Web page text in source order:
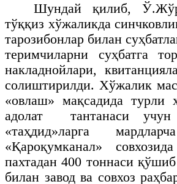
Шундай қилиб,
тўққиз хўжаликда
тарозибонлар билан
теримчиларни суҳбатга
накладнойлари,
солиштирилди. Хўжалик
«овлаш» мақсадида турли
адолат тантанаси учун
«таҳдид»ларга
«Қароқумканал»
пахтадан 400 тоннаси
билан завод ва совхоз